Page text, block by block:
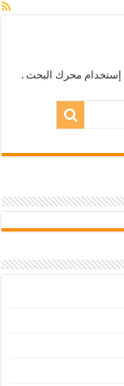
إستخدام محرك البحث .